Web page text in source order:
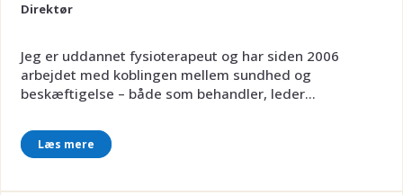
Direktør
Jeg er uddannet fysioterapeut og har siden 2006
arbejdet med koblingen mellem sundhed og
beskæftigelse – både som behandler, leder...
Læs mere